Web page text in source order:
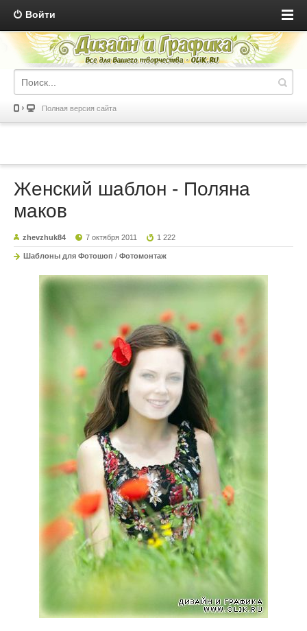
Войти
Полная версия сайта
Женский шаблон - Поляна
маков
zhevzhuk84 7 октября 2011 1 222
Шаблоны для Фотошоп / Фотомонтаж